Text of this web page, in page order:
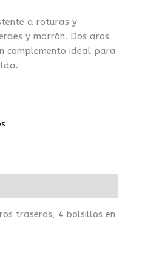
a roturas y
y marrón. Dos aros
complemento ideal para
traseros, 4 bolsillos en